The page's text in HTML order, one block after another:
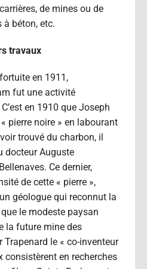
de mines ou de
à béton, etc.
travaux
en 1911,
fut une activité
en 1910 que Joseph
pierre noire » en labourant
trouvé du charbon, il
docteur Auguste
Ce dernier,
de cette « pierre »,
géologue qui reconnut la
le modeste paysan
la future mine des
le « co-inventeur
consistèrent en recherches